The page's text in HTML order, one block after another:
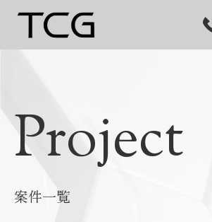
Project
案件一覧